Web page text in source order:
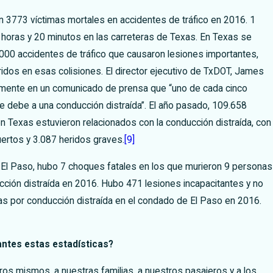
3773 víctimas mortales en accidentes de tráfico en 2016. 1
y 20 minutos en las carreteras de Texas. En Texas se
accidentes de tráfico que causaron lesiones importantes,
en esas colisiones. El director ejecutivo de TxDOT, James
en un comunicado de prensa que “uno de cada cinco
debe a una conducción distraída”. El año pasado, 109.658
Texas estuvieron relacionados con la conducción distraída, con
y 3.087 heridos graves. [9]
Paso, hubo 7 choques fatales en los que murieron 9 personas
distraída en 2016. Hubo 471 lesiones incapacitantes y no
por conducción distraída en el condado de El Paso en 2016.
estas estadísticas?